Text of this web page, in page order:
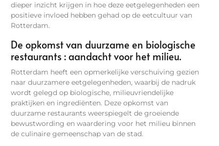
dieper inzicht krijgen in hoe deze eetgelegenheden een
positieve invloed hebben gehad op de eetcultuur van
Rotterdam.
De opkomst van duurzame en biologische
restaurants : aandacht voor het milieu.
Rotterdam heeft een opmerkelijke verschuiving gezien
naar duurzamere eetgelegenheden, waarbij de nadruk
wordt gelegd op biologische, milieuvriendelijke
praktijken en ingrediënten. Deze opkomst van
duurzame restaurants weerspiegelt de groeiende
bewustwording en waardering voor het milieu binnen
de culinaire gemeenschap van de stad.